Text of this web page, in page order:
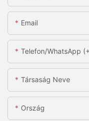
Email
Telefon/WhatsApp
Társaság Neve
Ország